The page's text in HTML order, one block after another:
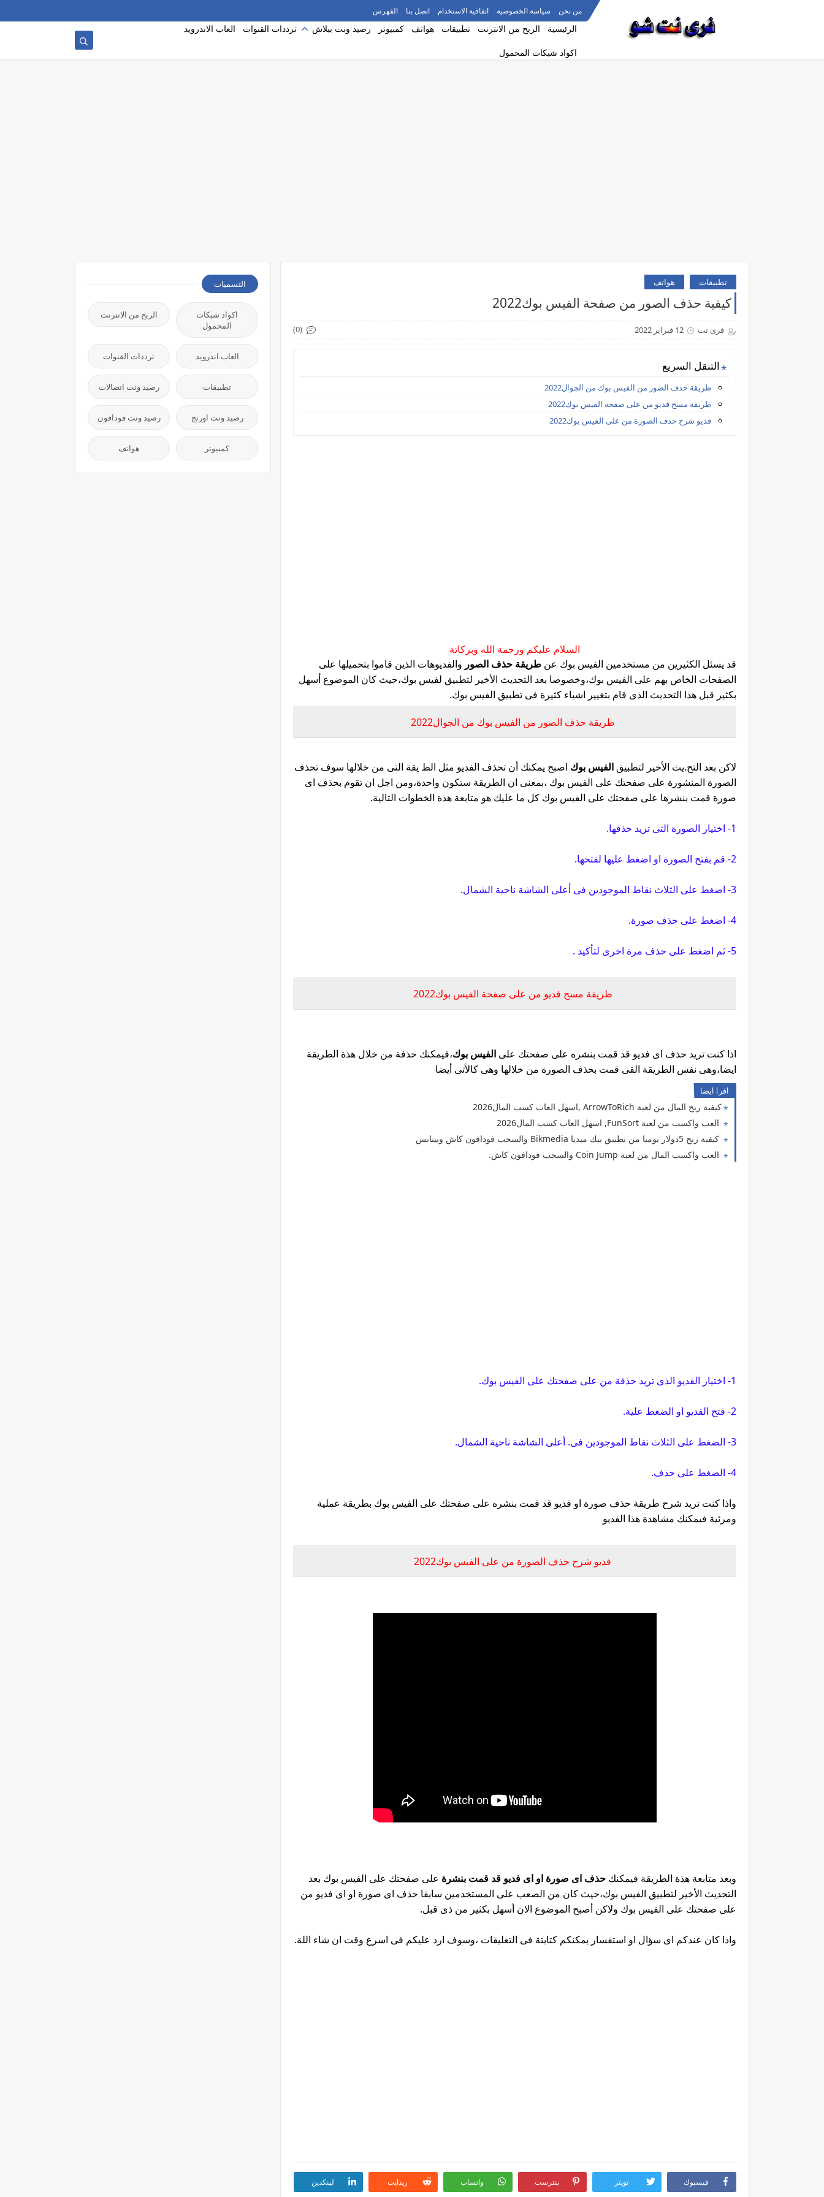
من نحن سياسة الخصوصية اتفاقية الاستخدام اتصل بنا الفهرس
الرئيسية الربح من الانترنت تطبيقات هواتف كمبيوتر رصيد ونت ببلاش ترددات القنوات العاب الاندرويد
اكواد شبكات المحمول
تطبيقات هواتف
كيفية حذف الصور من صفحة الفيس بوك2022
فرى نت 12 فبراير 2022 (0)
التنقل السريع
طريقة حذف الصور من الفيس بوك من الجوال2022
طريقة مسح فديو من على صفحة الفيس بوك2022
فديو شرح حذف الصورة من على الفيس بوك2022
السلام عليكم ورحمة الله وبركاتة
قد يسئل الكثيرين من مستخدمين الفيس بوك عن طريقة حذف الصور والفديوهات الذين قاموا بتحميلها على
الصفحات الخاص بهم على الفيس بوك،وخصوصا بعد التحديث الأخير لتطبيق لفيس بوك،حيث كان الموضوع أسهل
بكثير قبل هذا التحديث الذى قام بتغيير اشياء كثيرة فى تطبيق الفيس بوك.
طريقة حذف الصور من الفيس بوك من الجوال2022
لاكن بعد التح.يث الأخير لتطبيق الفيس بوك اصبح يمكنك أن تحذف الفديو مثل الط يقة التى من خلالها سوف تحذف
الصورة المنشورة على صفحتك على الفيس بوك ،بمعنى ان الطريقة ستكون واحدة،ومن اجل ان تقوم بحذف اى
صورة قمت بنشرها على صفحتك على الفيس بوك كل ما عليك هو متابعة هذة الخطوات التالية.
1- اختيار الصورة التى تريد حذفها.
2- قم بفتح الصورة او اضغط عليها لفتحها.
3- اضغط على الثلاث نقاط الموجودين فى أعلى الشاشة ناحية الشمال.
4- اضغط على حذف صورة.
5- ثم اضغط على حذف مرة اخرى لتأكيد .
طريقة مسح فديو من على صفحة الفيس بوك2022
اذا كنت تريد حذف اى فديو قد قمت بنشره على صفحتك على الفيس بوك،فيمكنك حذفة من خلال هذة الطريقة
ايضا،وهى نفس الطريقة القى قمت بحذف الصورة من خلالها وهى كالأتى أيضا
اقرا ايضا
كيفية ربح المال من لعبة ArrowToRich ,اسهل العاب كسب المال2026
العب واكسب من لعبة FunSort, اسهل العاب كسب المال2026
كيفية ربح 5دولار يوميا من تطبيق بيك ميديا Bikmedia والسحب فودافون كاش وبينانس
العب واكسب المال من لعبة Coin Jump والسحب فودافون كاش.
1- اختيار الفديو الذى تريد حذفة من على صفحتك على الفيس بوك.
2- فتح الفديو او الضغط علية.
3- الضغط على الثلاث نقاط الموجودين فى. أعلى الشاشة ناحية الشمال.
4- الضغط على حذف.
واذا كنت تريد شرح طريقة حذف صورة او فديو قد قمت بنشره على صفحتك على الفيس بوك بطريقة عملية
ومرئية فيمكنك مشاهدة هذا الفديو
فديو شرح حذف الصورة من على الفيس بوك2022
وبعد متابعة هذة الطريقة فيمكنك حذف اى صورة او اى فديو قد قمت بنشرة على صفحتك على الفيس بوك بعد
التحديث الأخير لتطبيق الفيس بوك،حيث كان من الصعب على المستخدمين سابقا حذف اى صورة او اى فديو من
على صفحتك على الفيس بوك ولاكن أصبح الموضوع الان أسهل بكثير من ذى قبل.
واذا كان عندكم اى سؤال او استفسار يمكنكم كتابتة فى التعليقات ،وسوف ارد عليكم فى اسرع وقت ان شاء اللة.
فيسبوك تويتر بنترست واتساب ريدايت لينكدين
التسميات
اكواد شبكات
المحمول
الربح من الانترنت
العاب اندرويد ترددات القنوات
تطبيقات رصيد ونت اتصالات
رصيد ونت اورنج رصيد ونت فودافون
كمبيوتر هواتف